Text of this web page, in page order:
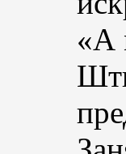
«А